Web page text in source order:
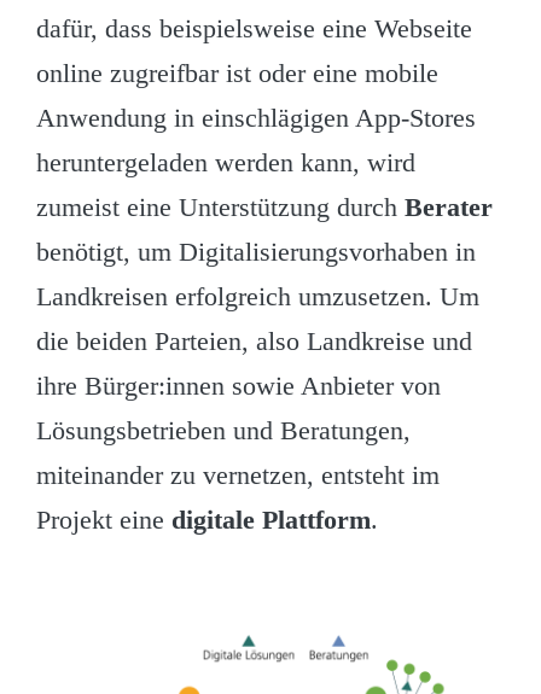
dafür, dass beispielsweise eine Webseite
online zugreifbar ist oder eine mobile
Anwendung in einschlägigen App-Stores
heruntergeladen werden kann, wird
zumeist eine Unterstützung durch Berater
benötigt, um Digitalisierungsvorhaben in
Landkreisen erfolgreich umzusetzen. Um
die beiden Parteien, also Landkreise und
ihre Bürger:innen sowie Anbieter von
Lösungsbetrieben und Beratungen,
miteinander zu vernetzen, entsteht im
Projekt eine digitale Plattform.